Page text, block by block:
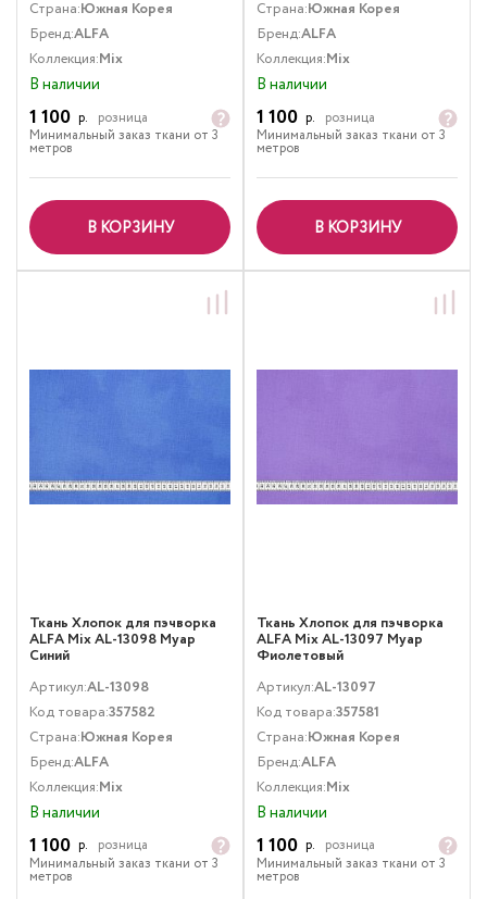
Страна:Южная Корея
Бренд:ALFA
Коллекция:Mix
В наличии
1 100 р.
розница
Минимальный заказ ткани от 3
метров
В КОРЗИНУ
Страна:Южная Корея
Бренд:ALFA
Коллекция:Mix
В наличии
1 100 р.
розница
Минимальный заказ ткани от 3
метров
В КОРЗИНУ
Ткань Хлопок для пэчворка
ALFA Mix AL-13098 Муар
Синий
Артикул:AL-13098
Код товара:357582
Страна:Южная Корея
Бренд:ALFA
Коллекция:Mix
В наличии
1 100 р.
розница
Минимальный заказ ткани от 3
метров
Ткань Хлопок для пэчворка
ALFA Mix AL-13097 Муар
Фиолетовый
Артикул:AL-13097
Код товара:357581
Страна:Южная Корея
Бренд:ALFA
Коллекция:Mix
В наличии
1 100 р.
розница
Минимальный заказ ткани от 3
метров